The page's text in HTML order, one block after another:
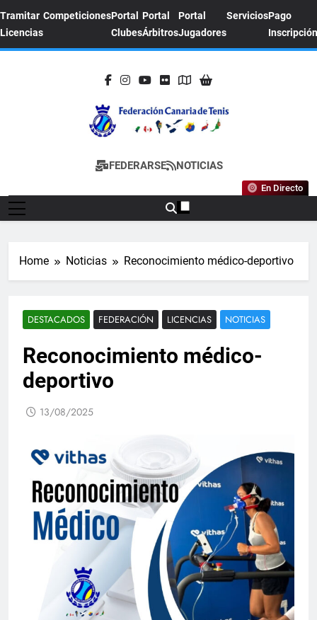
Tramitar
Licencias
CompeticionesPortal
Clubes
Portal
Árbitros
Portal
Jugadores
ServiciosPago
Inscripción
FEDERACION
CANARIA DE
TENIS
Sitio Oficial De La Federación Canaria De
FEDERARSE NOTICIAS
En Directo
Home Noticias Reconocimiento médico-deportivo
DESTACADOS FEDERACIÓN LICENCIAS NOTICIAS
Reconocimiento médico-
deportivo
13/08/2025